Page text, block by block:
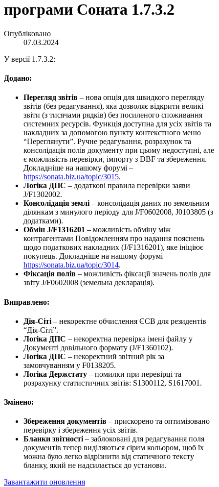
програми Соната 1.7.3.2
Опубліковано
07.03.2024
У версії 1.7.3.2:
Додано:
Перегляд звітів – нова опція для швидкого перегляду
звітів (без редагування), яка дозволяє відкрити великі
звіти (з тисячами рядків) без посиленого споживання
системних ресурсів. Функція доступна для усіх звітів та
накладних за допомогою пункту контекстного меню
“Переглянути”. Ручне редагування, розрахунок та
консолідація полів документу при цьому недоступні, але
є можливість перевірки, імпорту з DBF та збереження.
Докладніше на нашому форумі –
https://sonata.biz.ua/topic/3015.
Логіка ДПС – додаткові правила перевірки заяви
J/F1302002.
Консолідація землі– консолідація даних по земельним
ділянкам з минулого періоду для J/F0602008, J0103805 (з
додатками).
Обмін J/F1316201 – можливість обміну між
контрагентами Повідомленням про надання пояснень
щодо податкових накладних (J/F1316201), яке ініціює
покупець. Докладніше на нашому форумі –
https://sonata.biz.ua/topic/3014.
Фіксація полів – можливість фіксації значень полів для
звіту J/F0602008 (земельна декларація).
Виправлено:
Дія-Сіті – некоректне обчислення ЄСВ для резидентів
“Дія-Сіті”.
Логіка ДПС – некоректна перевірка імені файлу у
Документі довільного формату (J/F1360102).
Логіка ДПС – некоректний звітний рік за
замовчуванням у F0138205.
Логіка Держстату – помилки при перевірці та
розрахунку статистичних звітів: S1300112, S1617001.
Змінено:
Збереження документів – прискорено та оптимізовано
перевірку і збереження усіх звітів.
Бланки звітності– заблоковані для редагування поля
документів тепер виділяються сірим кольором, щоб їх
можна було легко відрізнити від статичного тексту
бланку, який не надсилається до установи.
Завантажити оновлення